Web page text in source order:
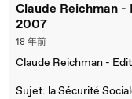
Claude Reichman -
2007
18 年前
Claude Reichman -
Sujet: la Sécurité